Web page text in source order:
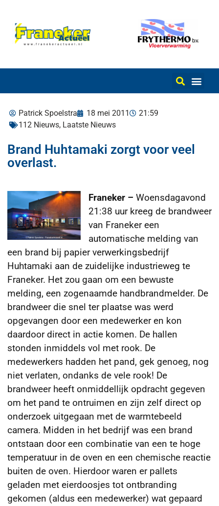
Patrick Spoelstra 18 mei 2011
21:59
112 Nieuws, Laatste Nieuws
Brand Huhtamaki zorgt voor veel
overlast.
Franeker – Woensdagavond
21:38 uur kreeg de brandweer
van Franeker een
automatische melding van
een brand bij papier verwerkingsbedrijf
Huhtamaki aan de zuidelijke industrieweg te
Franeker. Het zou gaan om een bewuste
melding, een zogenaamde handbrandmelder. De
brandweer die snel ter plaatse was werd
opgevangen door een medewerker en kon
daardoor direct in actie komen. De hallen
stonden inmiddels vol met rook. De
medewerkers hadden het pand, gek genoeg, nog
niet verlaten, ondanks de vele rook! De
brandweer heeft onmiddellijk opdracht gegeven
om het pand te ontruimen en zijn zelf direct op
onderzoek uitgegaan met de warmtebeeld
camera. Midden in het bedrijf was een brand
ontstaan door een combinatie van een te hoge
temperatuur in de oven en een chemische reactie
buiten de oven. Hierdoor waren er pallets
geladen met eierdoosjes tot ontbranding
gekomen (aldus een medewerker) wat gepaard